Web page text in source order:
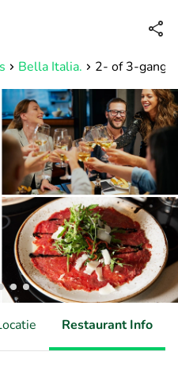
Bereikbaar tot 23:00 uur
Bella Italia. 2- of 3-
Restaurant Info